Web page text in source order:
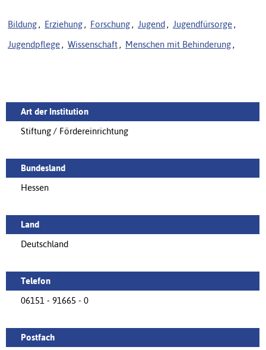
Bildung , Erziehung , Forschung , Jugend , Jugendfürsorge ,
Jugendpflege , Wissenschaft , Menschen mit Behinderung ,
Art der Institution
Stiftung / Fördereinrichtung
Bundesland
Hessen
Land
Deutschland
Telefon
06151 - 91665 - 0
Postfach